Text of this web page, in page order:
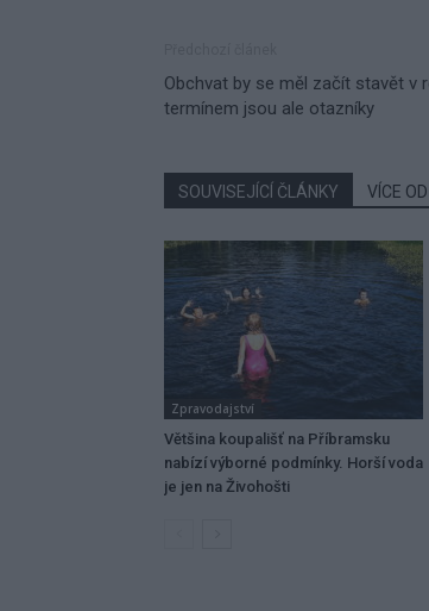
Obchvat by se měl začít stavět v
termínem jsou ale otazníky
SOUVISEJÍCÍ ČLÁNKY VÍCE
Zpravodajství
Většina koupališť na Příbramsku
nabízí výborné podmínky. Horší voda
je jen na Živohošti